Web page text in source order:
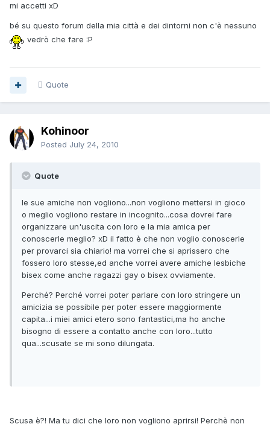
mi accetti xD
bé su questo forum della mia città e dei dintorni non c'è nessuno
vedrò che fare :P
Quote
Kohinoor
Posted July 24, 2010
Quote
le sue amiche non vogliono...non vogliono mettersi in gioco
o meglio vogliono restare in incognito...cosa dovrei fare
organizzare un'uscita con loro e la mia amica per
conoscerle meglio? xD il fatto è che non voglio conoscerle
per provarci sia chiario! ma vorrei che si aprissero che
fossero loro stesse,ed anche vorrei avere amiche lesbiche
bisex come anche ragazzi gay o bisex ovviamente.
Perché? Perché vorrei poter parlare con loro stringere un
amicizia se possibile per poter essere maggiormente
capita...i miei amici etero sono fantastici,ma ho anche
bisogno di essere a contatto anche con loro...tutto
qua...scusate se mi sono dilungata.
Scusa è?! Ma tu dici che loro non vogliono aprirsi! Perchè non